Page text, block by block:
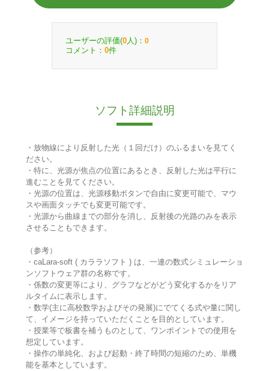
ユーザーの評価(0 人)： 0
コメント： 0件
ソフト詳細説明
・放物線により反射した光（１回だけ）のふるまいを見てく
ださい。
・特に、光源が焦点の位置にあるとき、反射した光は平行に
進むことを見てください。
・光源の位置は、光源移動ボタンで自由に変更可能で、マウ
スや画面タッチでも変更可能です。
・光源から曲線までの部分を消し、反射後の光路のみを表示
させることもできます。
（参考）
・caLara-soft ( カララソフト ) は、一連の数式シミュレーショ
ンソフトウェア群の名称です。
・係数の変更等により、グラフなどがどう変化するかをリア
ルタイムに表示します。
・数学(主に高校数学およびその発展)にでてくる式や量に関し
て、イメージを持っていただくことを目的としています。
・授業等で板書を補うものとして、ワンポイントでの使用を
想定しています。
・操作の単純化、および起動・終了時間の短縮のため、単機
能を基本としています。